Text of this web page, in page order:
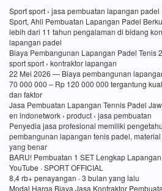
Sport sport › jasa pembuatan lapangan padel
Sport, Ahli Pembuatan Lapangan Padel
lebih dari 11 tahun pengalaman di bidang
lapangan padel
Biaya Pembangunan Lapangan Padel Tenis
sport sport › kontraktor lapangan
22 Mei 2026 — Biaya pembangunan
70 000 000 – Rp 120 000 000 tergantung
dan faktor
Jasa Pembuatan Lapangan Tennis Padel
en indonetwork › product › jasa pembuatan
Penyedia jasa profesional memiliki
pembangunan lapangan tenis padel,
yang benar
BARU! Pembuatan 1 SET Lengkap
YouTube · SPORT OFFICIAL
8,4 rb+ penayangan · 3 bulan yang lalu
Modal Harga Biaya Jasa Kontraktor